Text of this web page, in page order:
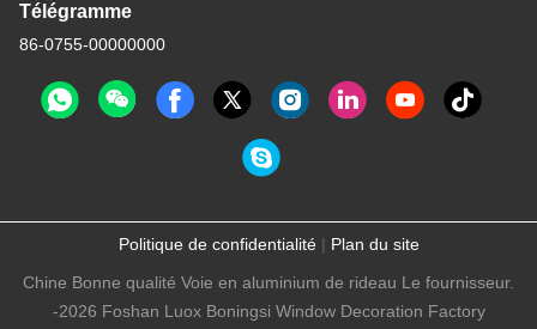
Télégramme
86-0755-00000000
Politique de confidentialité| Plan du site
Chine Bonne qualité Voie en aluminium de rideau Le fournisseur.
-2026 Foshan Luox Boningsi Window Decoration Factory